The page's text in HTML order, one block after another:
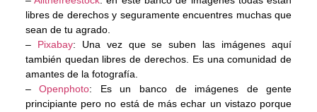
libres de derechos y seguramente encuentres muchas que
sean de tu agrado.
– Pixabay: Una vez que se suben las imágenes aquí
también quedan libres de derechos. Es una comunidad de
amantes de la fotografía.
–Openphoto: Es un banco de imágenes de gente
principiante pero no está de más echar un vistazo porque